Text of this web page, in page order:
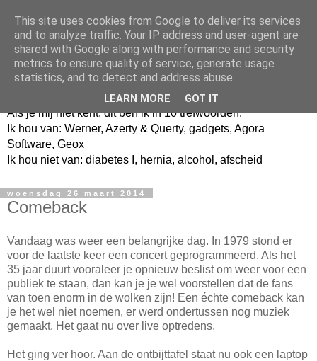
Jangeox' blog
Als je mij niet kent, dit ben ik in 10 trefwoorden.
Ik hou van: Werner, Azerty & Querty, gadgets, Agora
Software, Geox
Ik hou niet van: diabetes I, hernia, alcohol, afscheid
woensdag 26 maart 2014
Comeback
Vandaag was weer een belangrijke dag. In 1979 stond er
voor de laatste keer een concert geprogrammeerd. Als het
35 jaar duurt vooraleer je opnieuw beslist om weer voor een
publiek te staan, dan kan je je wel voorstellen dat de fans
van toen enorm in de wolken zijn! Een échte comeback kan
je het wel niet noemen, er werd ondertussen nog muziek
gemaakt. Het gaat nu over live optredens.
Het ging ver hoor. Aan de ontbijttafel staat nu ook een laptop
This site uses cookies from Google to deliver its services
and to analyze traffic. Your IP address and user-agent are
shared with Google along with performance and security
metrics to ensure quality of service, generate usage
statistics, and to detect and address abuse.
LEARN MORE GOT IT